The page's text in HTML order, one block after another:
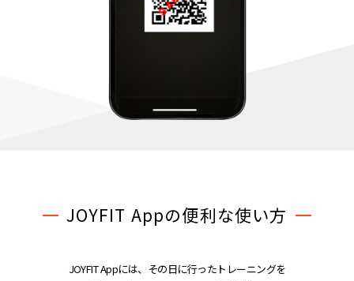
JOYFIT Appの便利な使い方
JOYFIT Appには、その日に行ったトレーニングを